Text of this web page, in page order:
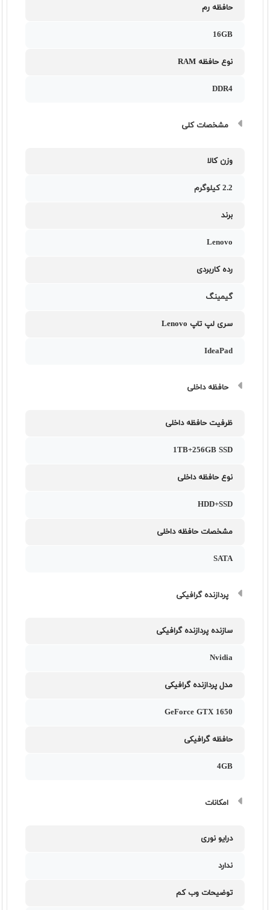
حافظه رم
16GB
نوع حافظه RAM
DDR4
مشخصات کلی
وزن کالا
2.2 کیلوگرم
برند
Lenovo
رده کاربردی
گیمینگ
سری لپ تاپ Lenovo
IdeaPad
حافظه داخلی
ظرفیت حافظه داخلی
1TB+256GB SSD
نوع حافظه داخلی
HDD+SSD
مشخصات حافظه داخلی
SATA
پردازنده گرافیکی
سازنده پردازنده گرافیکی
Nvidia
مدل پردازنده گرافیکی
GeForce GTX 1650
حافظه گرافیکی
4GB
امکانات
درایو نوری
ندارد
توضیحات وب کم